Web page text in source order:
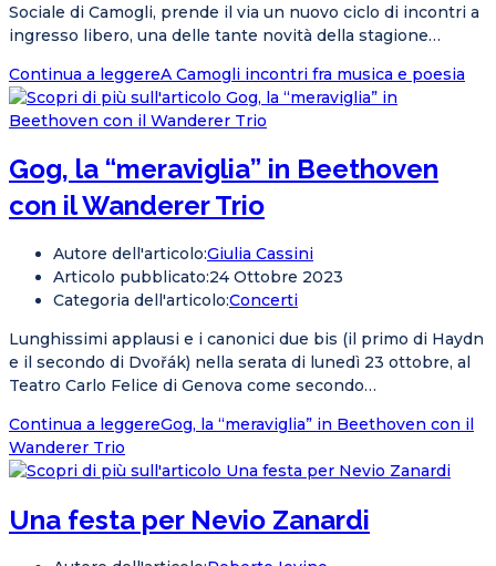
Sociale di Camogli, prende il via un nuovo ciclo di incontri a
ingresso libero, una delle tante novità della stagione…
Continua a leggereA Camogli incontri fra musica e poesia
Gog, la “meraviglia” in Beethoven
con il Wanderer Trio
Autore dell'articolo:Giulia Cassini
Articolo pubblicato:24 Ottobre 2023
Categoria dell'articolo:Concerti
Lunghissimi applausi e i canonici due bis (il primo di Haydn
e il secondo di Dvořák) nella serata di lunedì 23 ottobre, al
Teatro Carlo Felice di Genova come secondo…
Continua a leggereGog, la “meraviglia” in Beethoven con il
Wanderer Trio
Una festa per Nevio Zanardi